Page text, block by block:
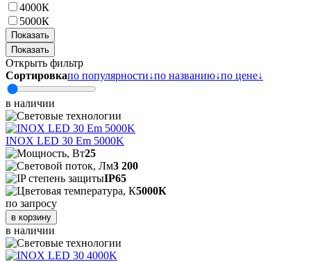
4000К
5000К
Показать
Открыть фильтр
Сортировкапо популярности↓по названию↓по цене↓
в наличии
INOX LED 30 Em 5000K
25
3 200
IP65
5000К
по запросу
в корзину
в наличии